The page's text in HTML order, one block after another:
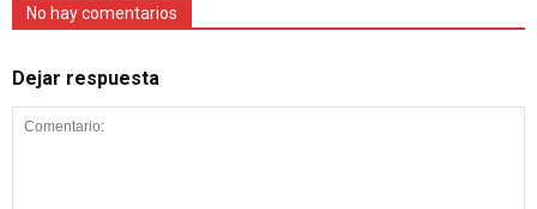
No hay comentarios
Dejar respuesta